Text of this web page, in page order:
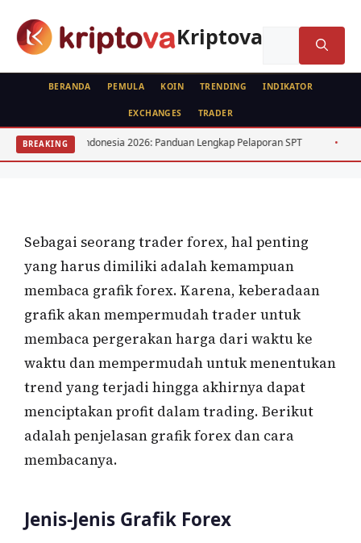
Kriptova
BERANDA PEMULA KOIN TRENDING INDIKATOR
EXCHANGES TRADER
BREAKING
Indonesia 2026: Panduan Lengkap Pelaporan SPT 15 Saham
Jenis-Jenis Grafik Forex dan Cara
Membacanya
Sebagai seorang trader forex, hal penting
yang harus dimiliki adalah kemampuan
membaca grafik forex. Karena, keberadaan
grafik akan mempermudah trader untuk
membaca pergerakan harga dari waktu ke
waktu dan mempermudah untuk menentukan
trend yang terjadi hingga akhirnya dapat
menciptakan profit dalam trading. Berikut
adalah penjelasan grafik forex dan cara
membacanya.
Jenis-Jenis Grafik Forex